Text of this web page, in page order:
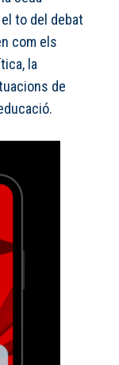
to del debat
com els
la
de